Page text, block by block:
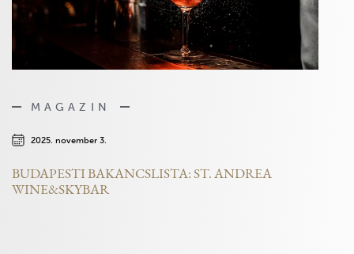
MAGAZIN
2025. november 3.
BUDAPESTI BAKANCSLISTA: ST. ANDREA
WINE&SKYBAR